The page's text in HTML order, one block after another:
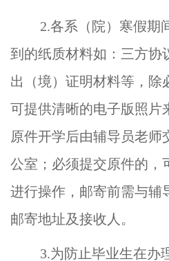
2.各系（院）寒假期
到的纸质材料如：三方协
出（境）证明材料等，除
可提供清晰的电子版照片
原件开学后由辅导员老师
公室；必须提交原件的，
进行操作，邮寄前需与辅
邮寄地址及接收人。
3.为防止毕业生在办